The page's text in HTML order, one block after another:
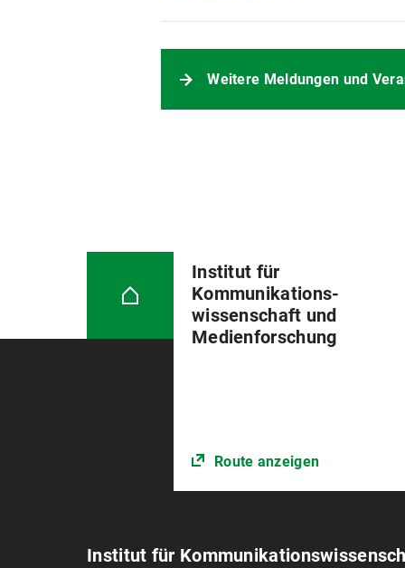
Weitere Meldungen und
Institut für
Kommunikations­
wissenschaft und
Medienforschung
Route anzeigen
Institut für